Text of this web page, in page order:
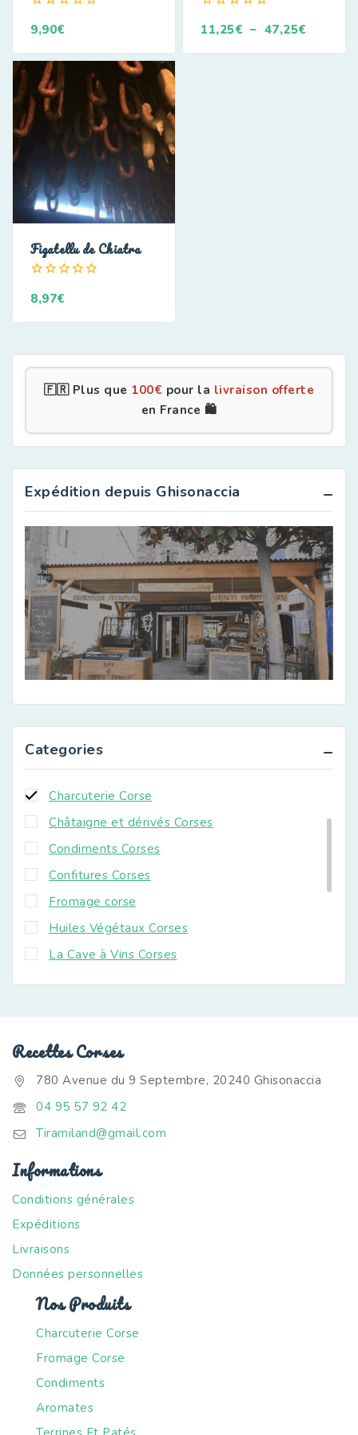
de
9,90€
de
11,25€ – 47,25€
Figatellu de Chiatra
de
8,97€
🇫🇷 Plus que 100€ pour la livraison offerte
en France 🛍️
Expédition depuis Ghisonaccia
Categories
Biscuits et gateaux corses
Canistrellis Corses
Charcuterie Corse
Châtaigne et dérivés Corses
Condiments Corses
Confitures Corses
Fromage corse
Huiles Végétaux Corses
La Cave à Vins Corses
Miel Corse
Plats cuisinés Corses
Produits Bio Corses
Produits Corses
Spiritueux Corses
Terrines et Pâtés Corses
Recettes Corses
780 Avenue du 9 Septembre, 20240 Ghisonaccia
04 95 57 92 42
Tiramiland@gmail.com
Informations
Conditions générales
Expéditions
Livraisons
Données personnelles
Nos Produits
Charcuterie Corse
Fromage Corse
Condiments
Aromates